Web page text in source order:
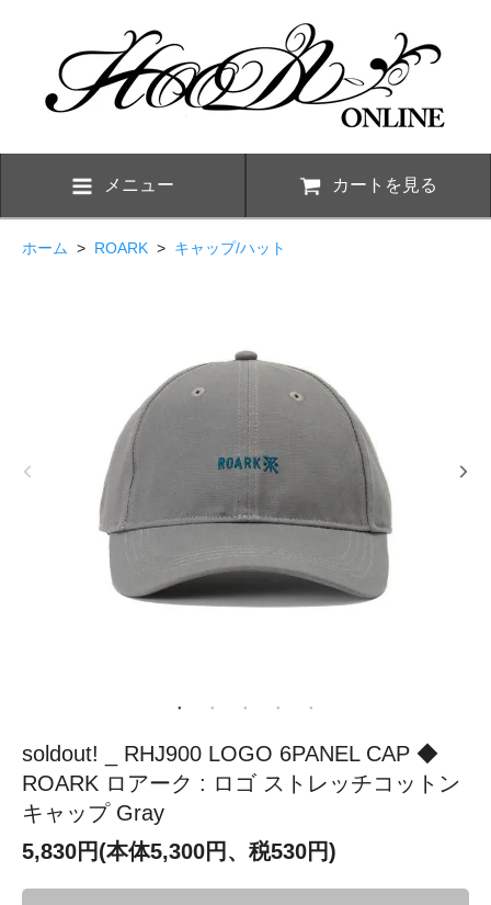
メニュー カートを見る
ホーム > ROARK > キャップ/ハット
soldout! _ RHJ900 LOGO 6PANEL CAP ◆
ROARK ロアーク : ロゴ ストレッチコットン
キャップ Gray
5,830円(本体5,300円、税530円)